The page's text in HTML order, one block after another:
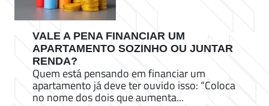
VALE A PENA FINANCIAR UM
APARTAMENTO SOZINHO OU JUNTAR
RENDA?
Quem está pensando em financiar um
apartamento já deve ter ouvido isso: “Coloca
no nome dos dois que aumenta...